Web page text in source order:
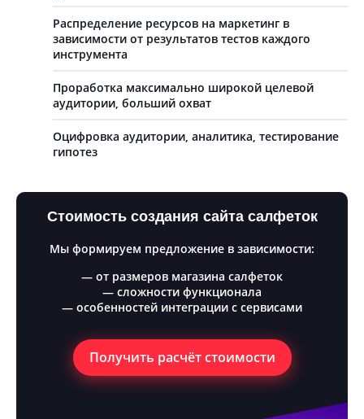
Распределение ресурсов на маркетинг в
зависимости от результатов тестов каждого
инструмента
Проработка максимально широкой целевой
аудитории, больший охват
Оцифровка аудитории, аналитика, тестирование
гипотез
Стоимость создания сайта салфеток
Мы формируем предложение в зависимости:
— от размеров магазина салфеток
— сложности функционала
— особенностей интеграции с сервисами
Получить расчёт стоимости